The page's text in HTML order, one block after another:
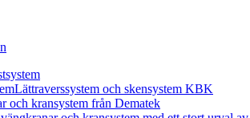
Lättraverssystem och skensystem KBK